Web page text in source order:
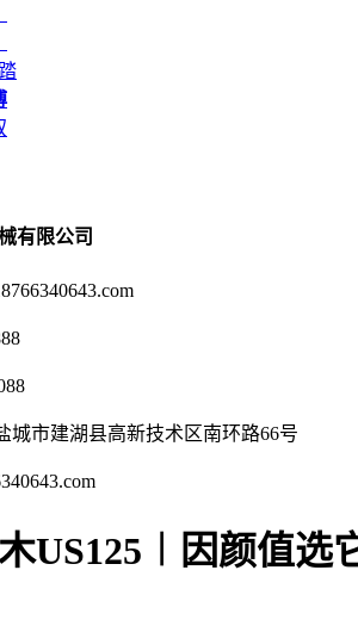
有限公司
城市建湖县高新技术区南环路66号
US125︱因颜值选